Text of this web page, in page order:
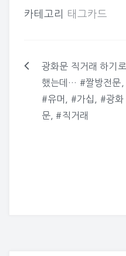
카테고리 태그카드
글
광화문 직거래 하기로
했는데… #짤방전문,
#유머, #가십, #광화
문, #직거래